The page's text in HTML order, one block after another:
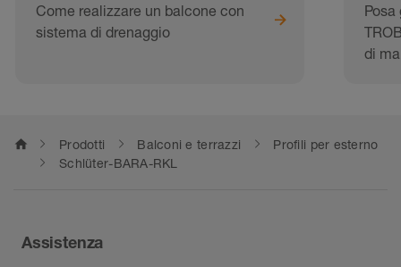
Come realizzare un balcone con
sistema di drenaggio
di
home Prodotti Balconi e terrazzi
Profili per esterno
Schlüter-BARA-RKL
Assistenza